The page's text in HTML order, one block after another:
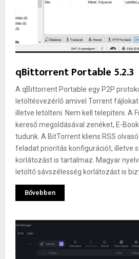
qBittorrent Portable 5.2.3
A qBittorrent Portable egy P2P
letöltésvezérlő amivel Torrent
illetve letölteni. Nem kell telepíteni. A
kereső megoldásával zenéket, E-
tudunk. A BitTorrent kliens RSS
feladat prioritás konfigurációt, illetve
korlátozást is tartalmaz. Magyar
letöltő sávszélesség korlátozást is
Bővebben